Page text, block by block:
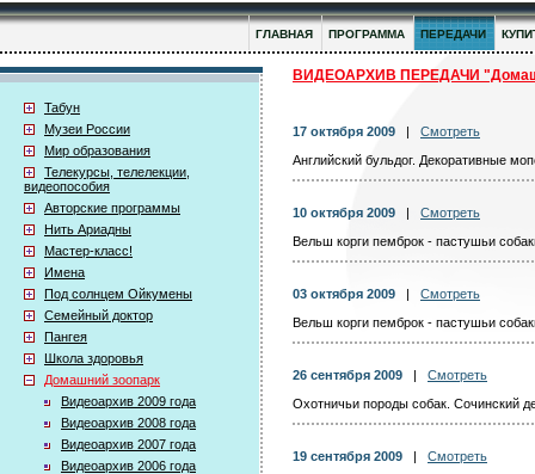
ГЛАВНАЯ ПРОГРАММА ПЕРЕДАЧИ
Табун
Музеи России
Мир образования
Телекурсы, телелекции,
видеопособия
Авторские программы
Нить Ариадны
Мастер-класс!
Имена
Под солнцем Ойкумены
Семейный доктор
Пангея
Школа здоровья
Домашний зоопарк
Видеоархив 2009 года
Видеоархив 2008 года
Видеоархив 2007 года
Видеоархив 2006 года
ВИДЕОАРХИВ ПЕРЕДАЧИ
17 октября 2009
Смотреть
Английский бульдог. Декоративные
10 октября 2009
Смотреть
Вельш корги пемброк - пастушьи
03 октября 2009
Смотреть
Вельш корги пемброк - пастушьи
26 сентября 2009
Смотреть
Охотничьи породы собак. Сочинский
19 сентября 2009
Смотреть